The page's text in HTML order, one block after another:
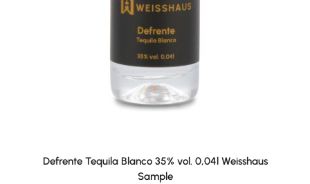
Defrente Tequila Blanco 35% vol. 0,04l Weisshaus
Sample